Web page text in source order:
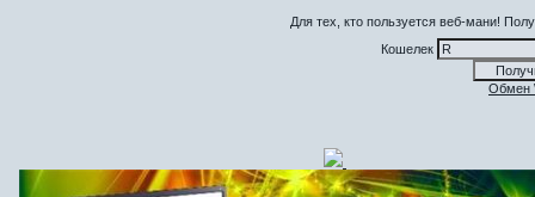
Для тех, кто пользуется веб-мани!
Кошелек
Обмен